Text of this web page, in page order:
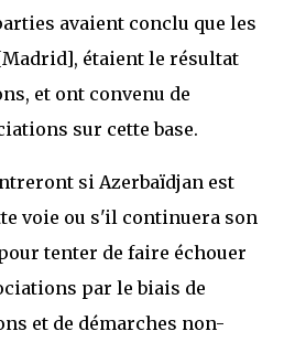
avaient conclu que les
étaient le résultat
et ont convenu de
sur cette base.
si Azerbaïdjan est
voie ou s'il continuera son
tenter de faire échouer
par le biais de
et de démarches non-